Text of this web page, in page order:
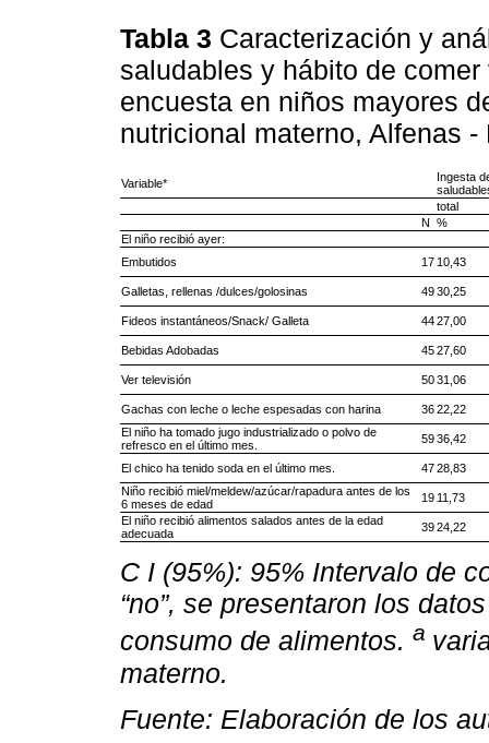
Tabla 3 Caracterización y
saludables y hábito de
encuesta en niños mayores
nutricional materno, Alfenas
Variable*
Ingesta
total
N %
El niño recibió ayer:
Embutidos
17 10,43
Galletas, rellenas /dulces/golosinas 4930,25
Fideos instantáneos/Snack/ Galleta 4427,00
Bebidas Adobadas 4527,60
Ver televisión 5031,06
Gachas con leche o leche espesadas con harina 3622,22
El niño ha tomado jugo industrializado o polvo de
refresco en el último mes.
5936,42
El chico ha tenido soda en el último mes. 4728,83
Niño recibió miel/meldew/azúcar/rapadura antes de los
6 meses de edad
19 11,73
El niño recibió alimentos salados antes de la edad
adecuada
3924,22
C I (95%): 95% Intervalo de
“no”, se presentaron los
consumo de alimentos. a
materno.
Fuente: Elaboración de los